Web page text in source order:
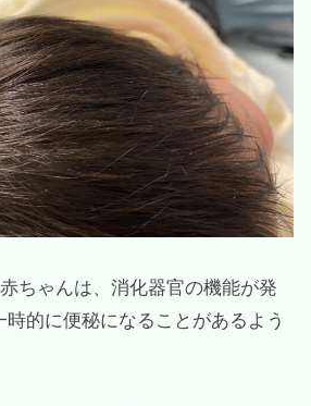
ちゃんは、消化器官の機能が発
的に便秘になることがあるよう